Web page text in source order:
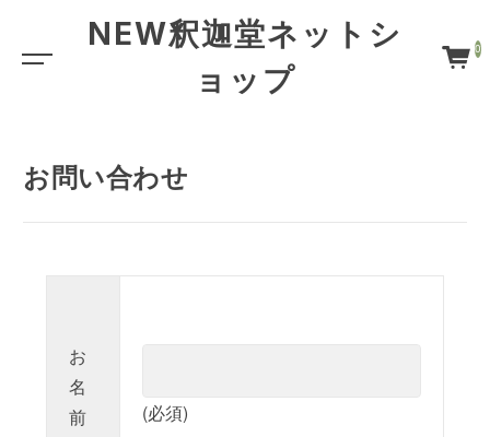
NEW釈迦堂ネットシ
ョップ
0
お問い合わせ
お
名
前
(必須)